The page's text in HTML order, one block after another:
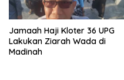
Jamaah Haji Kloter 36 UPG
Lakukan Ziarah Wada di
Madinah